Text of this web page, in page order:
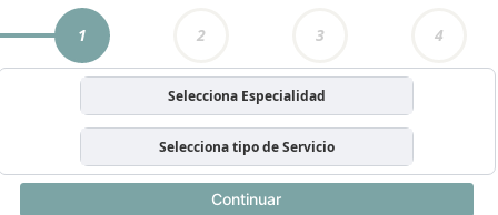
1 2 3 4
Selecciona Especialidad
Selecciona tipo de Servicio
Continuar